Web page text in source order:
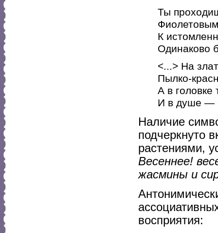
Ты
К
Одинаково
<...> На
Пылко-
А в головке
И в душе —
Наличие
подчеркнуто
растениями,
Весеннее!
жасмины и
восприятия: